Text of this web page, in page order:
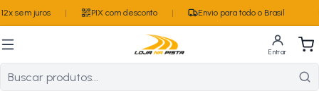
sem juros PIX com desconto Envio para todo o Brasil
Entrar